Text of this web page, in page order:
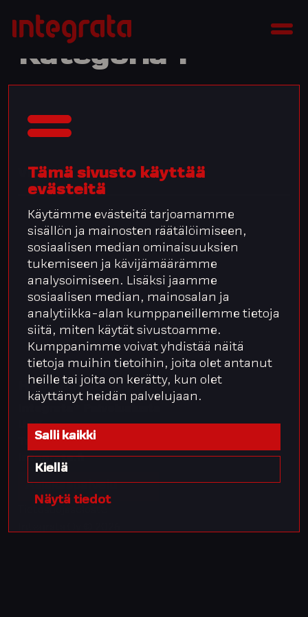
Tämä sivusto käyttää
evästeitä
Käytämme evästeitä tarjoamamme
sisällön ja mainosten räätälöimiseen,
sosiaalisen median ominaisuuksien
tukemiseen ja kävijämäärämme
analysoimiseen. Lisäksi jaamme
sosiaalisen median, mainosalan ja
analytiikka-alan kumppaneillemme tietoja
siitä, miten käytät sivustoamme.
Kumppanimme voivat yhdistää näitä
tietoja muihin tietoihin, joita olet antanut
heille tai joita on kerätty, kun olet
käyttänyt heidän palvelujaan.
Salli kaikki
Kiellä
Näytä tiedot
sisältöön
Integratan
tietopankki
Kategoria 1
Video 1
Hyödylliset linkit
UKK
Tuki
integrata.fi
Asiakaspalvelu